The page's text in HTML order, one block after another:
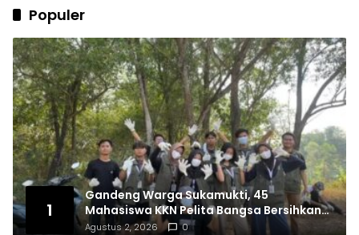
Populer
1
Gandeng Warga Sukamukti, 45
Mahasiswa KKN Pelita Bangsa Bersihkan
Drainase Desa
Agustus 2, 2026 0